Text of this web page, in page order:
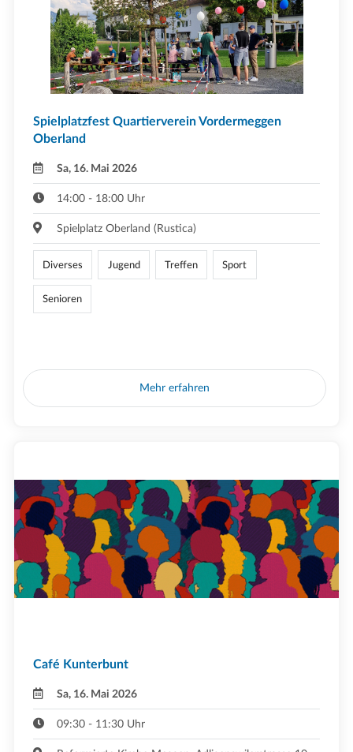
Spielplatzfest Quartierverein Vordermeggen
Oberland
Sa, 16. Mai 2026
14:00 - 18:00 Uhr
Spielplatz Oberland (Rustica)
Diverses Jugend Treffen Sport
Senioren
Mehr erfahren
Café Kunterbunt
Sa, 16. Mai 2026
09:30 - 11:30 Uhr